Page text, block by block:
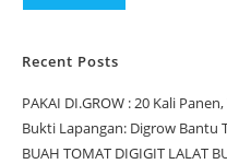
Recent Posts
PAKAI DI.GROW : 20 Kali
Bukti Lapangan: Digrow Bantu
BUAH TOMAT DIGIGIT LALAT